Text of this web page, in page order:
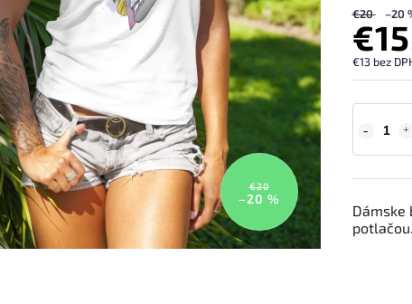
€20
–20 %
€20 –20
€13 bez
Dámske